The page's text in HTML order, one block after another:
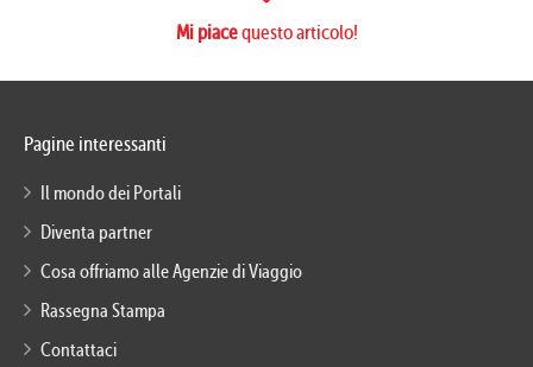
Mi piacequesto articolo!
Pagine interessanti
Il mondo dei Portali
Diventa partner
Cosa offriamo alle Agenzie di Viaggio
Rassegna Stampa
Contattaci